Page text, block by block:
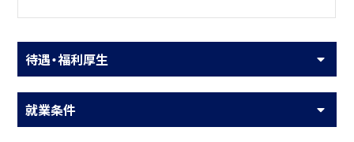
待遇・福利厚生
就業条件